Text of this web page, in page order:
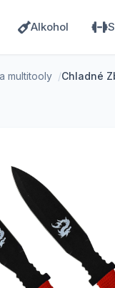
Alkohol
multitooly Chladné